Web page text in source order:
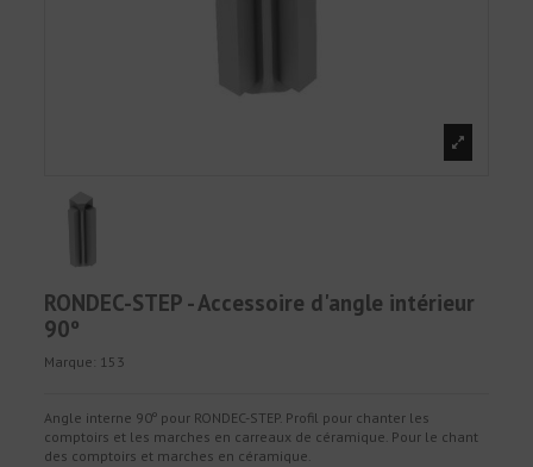
RONDEC-STEP - Accessoire d'angle intérieur
90º
Marque: 153
Angle interne 90º pour RONDEC-STEP. Profil pour chanter les
comptoirs et les marches en carreaux de céramique. Pour le chant
des comptoirs et marches en céramique.